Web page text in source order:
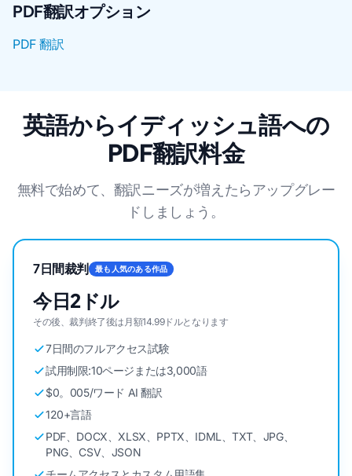
PDF翻訳オプション
PDF 翻訳
英語からイディッシュ語への
PDF翻訳料金
無料で始めて、翻訳ニーズが増えたらアップグレー
ドしましょう。
7日間裁判 最も人気のある作品
今日2ドル
その後、裁判終了後は月額14.99ドルとなります
7日間のフルアクセス試験
試用制限:10ページまたは3,000語
$0。005/ワード AI 翻訳
120+言語
PDF、DOCX、XLSX、PPTX、IDML、TXT、JPG、
PNG、CSV、JSON